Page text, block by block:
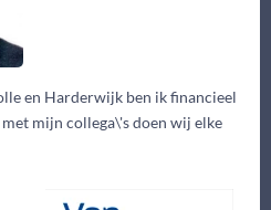
en Harderwijk ben ik financieel
mijn collega\'s doen wij elke